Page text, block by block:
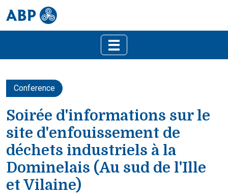
Conference
Soirée d'informations sur le
site d'enfouissement de
déchets industriels à la
Dominelais (Au sud de l'Ille
et Vilaine)